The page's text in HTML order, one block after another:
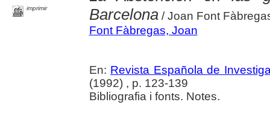
imprimir
Barcelona/ Joan Font
Font Fàbregas, Joan
En: Revista Española de
(1992) , p. 123-139
Bibliografia i fonts. Notes.